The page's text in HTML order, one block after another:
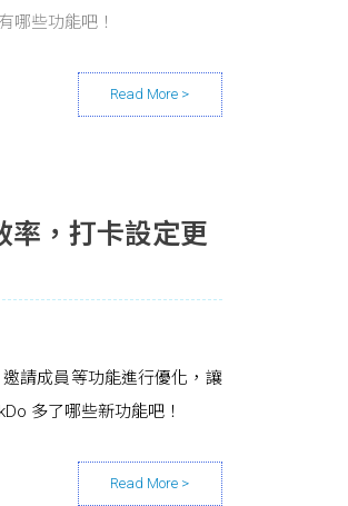
哪些功能吧！
率，打卡設定更
請成員等功能進行優化，讓
多了哪些新功能吧！